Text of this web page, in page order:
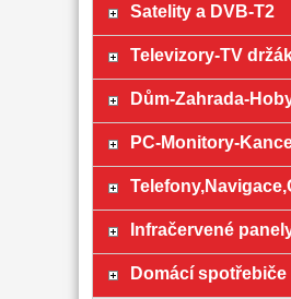
Satelity a DVB-T2
Televizory-TV
Dům-Zahrada-
PC-Monitory-
Infračervené
Domácí spotřebiče